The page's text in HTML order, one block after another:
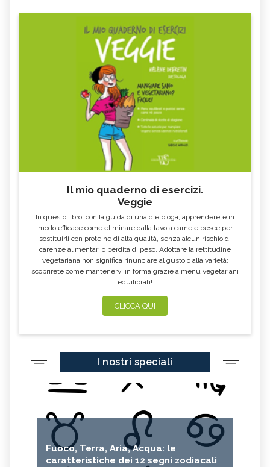
Il mio quaderno di esercizi.
Veggie
In questo libro, con la guida di una dietologa, apprenderete in
modo efficace come eliminare dalla tavola carne e pesce per
sostituirli con proteine di alta qualità, senza alcun rischio di
carenze alimentari o perdita di peso. Adottare la rettitudine
vegetariana non significa rinunciare al gusto o alla varietà:
scoprirete come mantenervi in forma grazie a menu vegetariani
equilibrati!
CLICCA QUI
I nostri speciali
Fuoco, Terra, Aria, Acqua: le
caratteristiche dei 12 segni zodiacali